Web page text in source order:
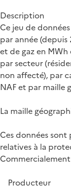
Description
Ce jeu de
par année
et de gaz en
par secteur
non affecté), par
NAF et par maille
La maille
Ces données sont
relatives à la
Commercialement
Producteur